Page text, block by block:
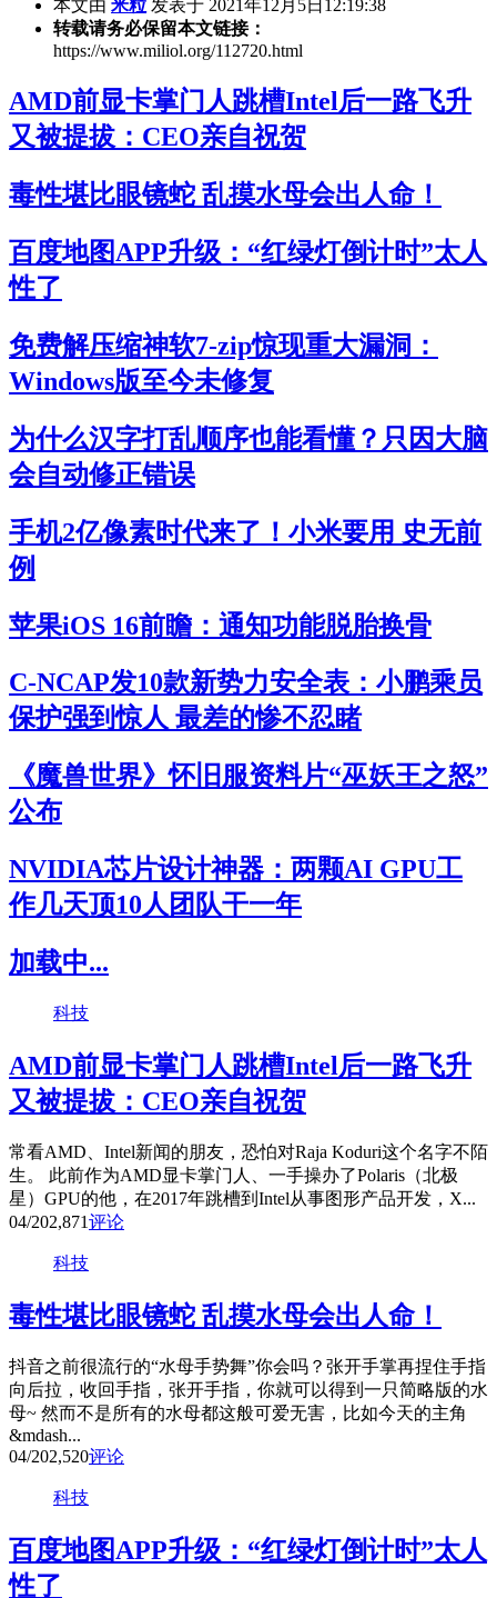
本文由 米粒 发表于 2021年12月5日12:19:38
转载请务必保留本文链接：
https://www.miliol.org/112720.html
AMD前显卡掌门人跳槽Intel后一路飞升
又被提拔：CEO亲自祝贺
毒性堪比眼镜蛇 乱摸水母会出人命！
百度地图APP升级：“红绿灯倒计时”太人
性了
免费解压缩神软7-zip惊现重大漏洞：
Windows版至今未修复
为什么汉字打乱顺序也能看懂？只因大脑
会自动修正错误
手机2亿像素时代来了！小米要用 史无前
例
苹果iOS 16前瞻：通知功能脱胎换骨
C-NCAP发10款新势力安全表：小鹏乘员
保护强到惊人 最差的惨不忍睹
《魔兽世界》怀旧服资料片“巫妖王之怒”
公布
NVIDIA芯片设计神器：两颗AI GPU工
作几天顶10人团队干一年
加载中...
科技
AMD前显卡掌门人跳槽Intel后一路飞升
又被提拔：CEO亲自祝贺
常看AMD、Intel新闻的朋友，恐怕对Raja Koduri这个名字不陌
生。 此前作为AMD显卡掌门人、一手操办了Polaris（北极
星）GPU的他，在2017年跳槽到Intel从事图形产品开发，X...
04/202,871评论
科技
毒性堪比眼镜蛇 乱摸水母会出人命！
抖音之前很流行的“水母手势舞”你会吗？张开手掌再捏住手指
向后拉，收回手指，张开手指，你就可以得到一只简略版的水
母~ 然而不是所有的水母都这般可爱无害，比如今天的主角
&mdash...
04/202,520评论
科技
百度地图APP升级：“红绿灯倒计时”太人
性了